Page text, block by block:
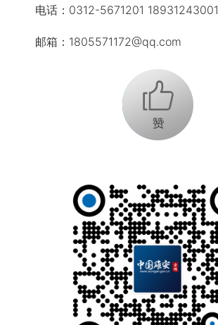
电话：0312-5671201 18931243001
邮箱：1805571172@qq.com
+1